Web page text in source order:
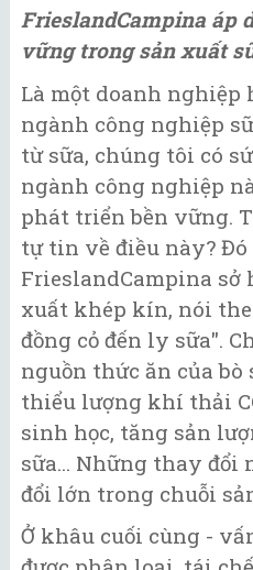
FrieslandCampina áp
vững trong sản xuất
Là một doanh nghiệp
ngành công nghiệp
từ sữa, chúng tôi có
ngành công nghiệp
phát triển bền vững.
tự tin về điều này?
FrieslandCampina sở
xuất khép kín, nói
đồng cỏ đến ly sữa".
nguồn thức ăn của bò
thiểu lượng khí thải
sinh học, tăng sản
sữa... Những thay đổi
đổi lớn trong chuỗi
Ở khâu cuối cùng -